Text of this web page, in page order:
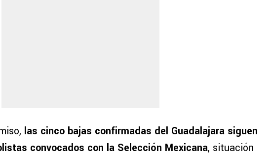
las cinco bajas confirmadas del Guadalajara siguen
convocados con la Selección Mexicana, situación